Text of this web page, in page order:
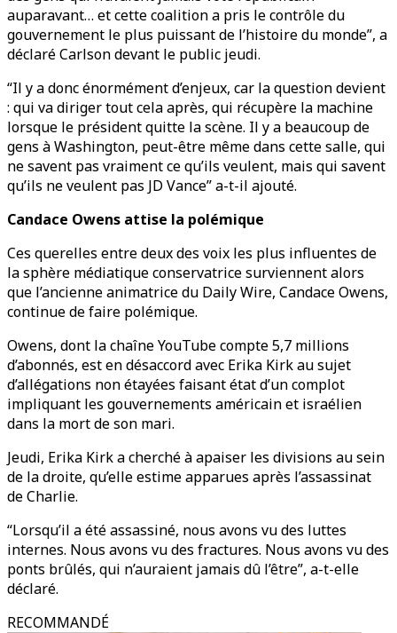
auparavant… et cette coalition a pris le contrôle du
gouvernement le plus puissant de l’histoire du monde”, a
déclaré Carlson devant le public jeudi.
“Il y a donc énormément d’enjeux, car la question devient
: qui va diriger tout cela après, qui récupère la machine
lorsque le président quitte la scène. Il y a beaucoup de
gens à Washington, peut-être même dans cette salle, qui
ne savent pas vraiment ce qu’ils veulent, mais qui savent
qu’ils ne veulent pas JD Vance” a-t-il ajouté.
Candace Owens attise la polémique
Ces querelles entre deux des voix les plus influentes de
la sphère médiatique conservatrice surviennent alors
que l’ancienne animatrice du Daily Wire, Candace Owens,
continue de faire polémique.
Owens, dont la chaîne YouTube compte 5,7 millions
d’abonnés, est en désaccord avec Erika Kirk au sujet
d’allégations non étayées faisant état d’un complot
impliquant les gouvernements américain et israélien
dans la mort de son mari.
Jeudi, Erika Kirk a cherché à apaiser les divisions au sein
de la droite, qu’elle estime apparues après l’assassinat
de Charlie.
“Lorsqu’il a été assassiné, nous avons vu des luttes
internes. Nous avons vu des fractures. Nous avons vu des
ponts brûlés, qui n’auraient jamais dû l’être”, a-t-elle
déclaré.
RECOMMANDÉ